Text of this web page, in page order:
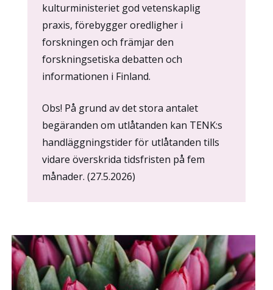
kulturministeriet god vetenskaplig
praxis, förebygger oredligher i
forskningen och främjar den
forskningsetiska debatten och
informationen i Finland.
Obs! På grund av det stora antalet
begäranden om utlåtanden kan TENK:s
handläggningstider för utlåtanden tills
vidare överskrida tidsfristen på fem
månader. (27.5.2026)